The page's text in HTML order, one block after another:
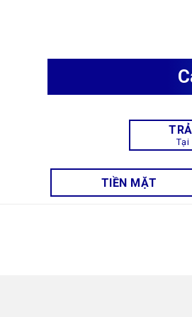
Tại
TIỀN MẶT